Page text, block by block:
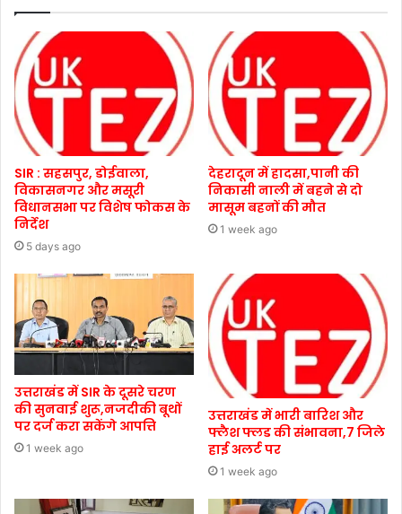
SIR : सहसपुर, डोईवाला,
विकासनगर और मसूरी
विधानसभा पर विशेष फोकस के
निर्देश
5 days ago
देहरादून में हादसा,पानी की
निकासी नाली में बहने से दो
मासूम बहनों की मौत
1 week ago
उत्तराखंड में SIR के दूसरे चरण
की सुनवाई शुरू,नजदीकी बूथों
पर दर्ज करा सकेंगे आपत्ति
1 week ago
उत्तराखंड में भारी बारिश और
फ्लैश फ्लड की संभावना,7 जिले
हाई अलर्ट पर
1 week ago